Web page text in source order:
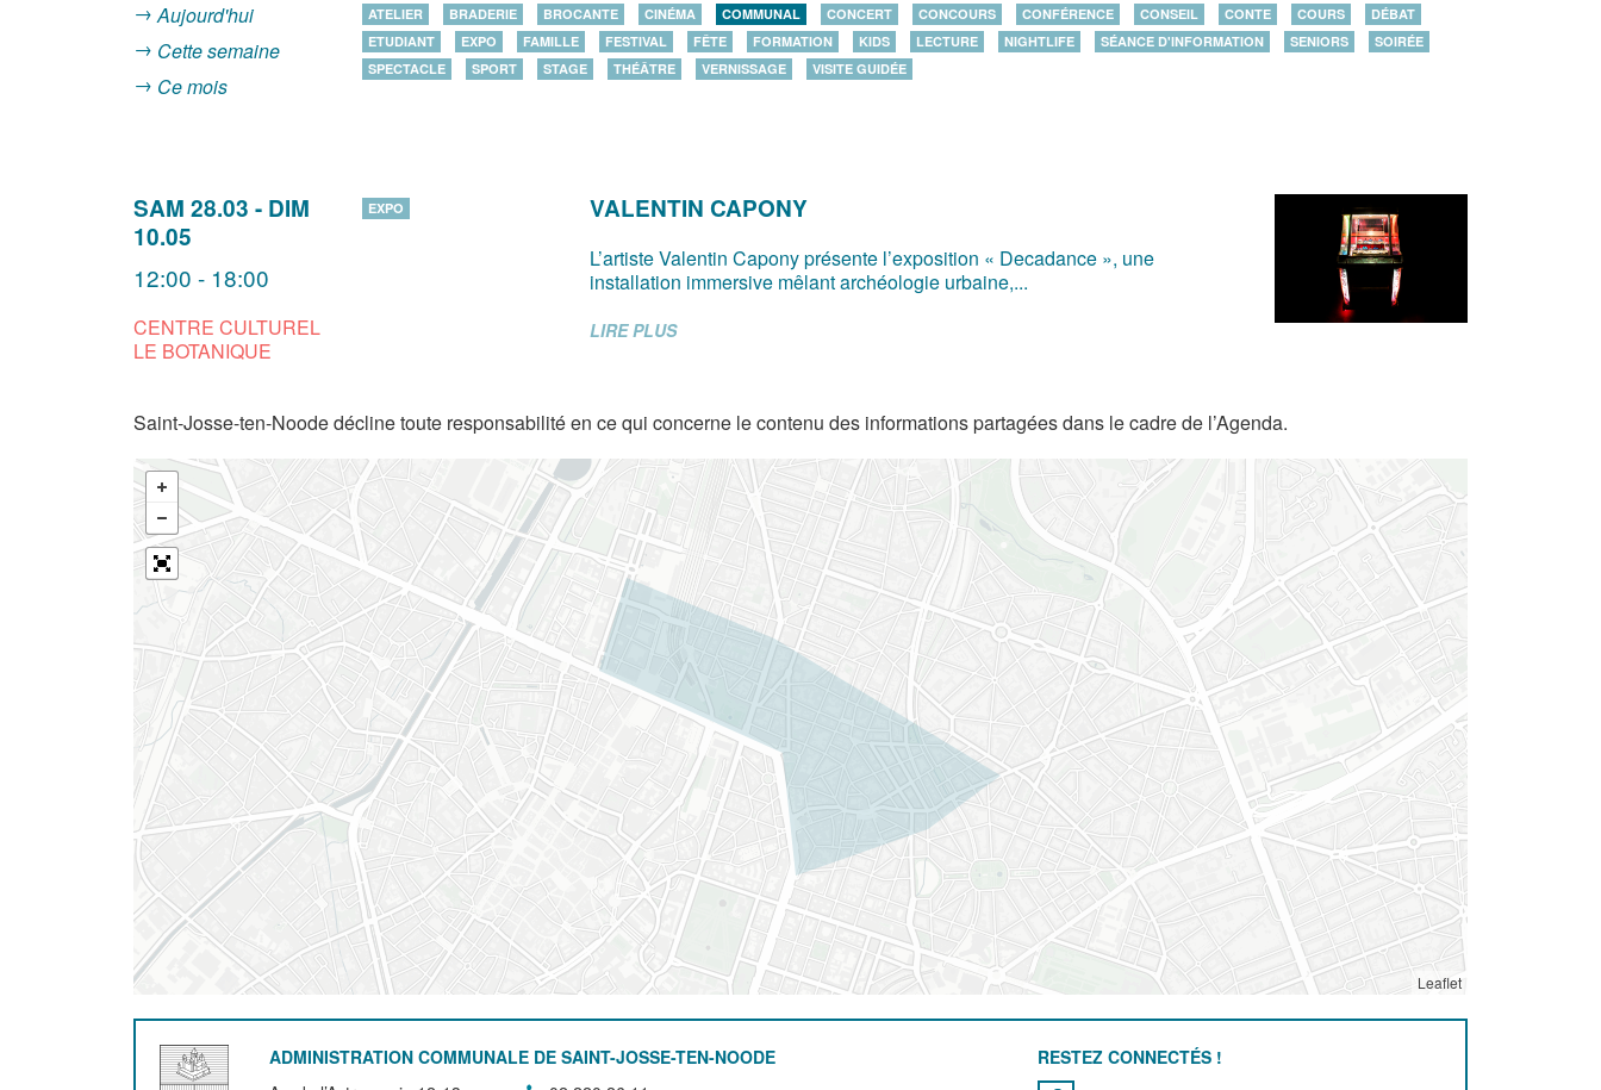
Aujourd'hui
Cette semaine
Ce mois
ATELIER BRADERIE BROCANTE CINÉMA COMMUNAL CONCERT CONCOURS CONFÉRENCE CONSEIL CONTE COURS
DÉBAT
ETUDIANT
EXPO FAMILLE FESTIVAL FÊTE FORMATION KIDS LECTURE NIGHTLIFE SÉANCE D'INFORMATION SENIORS
SOIRÉE
SPECTACLE
SPORT STAGE THÉÂTRE VERNISSAGE VISITE GUIDÉE
SAM 28.03 - DIM
10.05
12:00 - 18:00
CENTRE CULTUREL
LE BOTANIQUE
EXPO VALENTIN CAPONY
L’artiste Valentin Capony présente l’exposition « Decadance », une
installation immersive mêlant archéologie urbaine,...
LIRE PLUS
Saint-Josse-ten-Noode décline toute responsabilité en ce qui concerne le contenu des informations partagées dans le cadre de l’Agenda.
Leaflet
ADMINISTRATION COMMUNALE DE SAINT-JOSSE-TEN-NOODE
RESTEZ CONNECTÉS !